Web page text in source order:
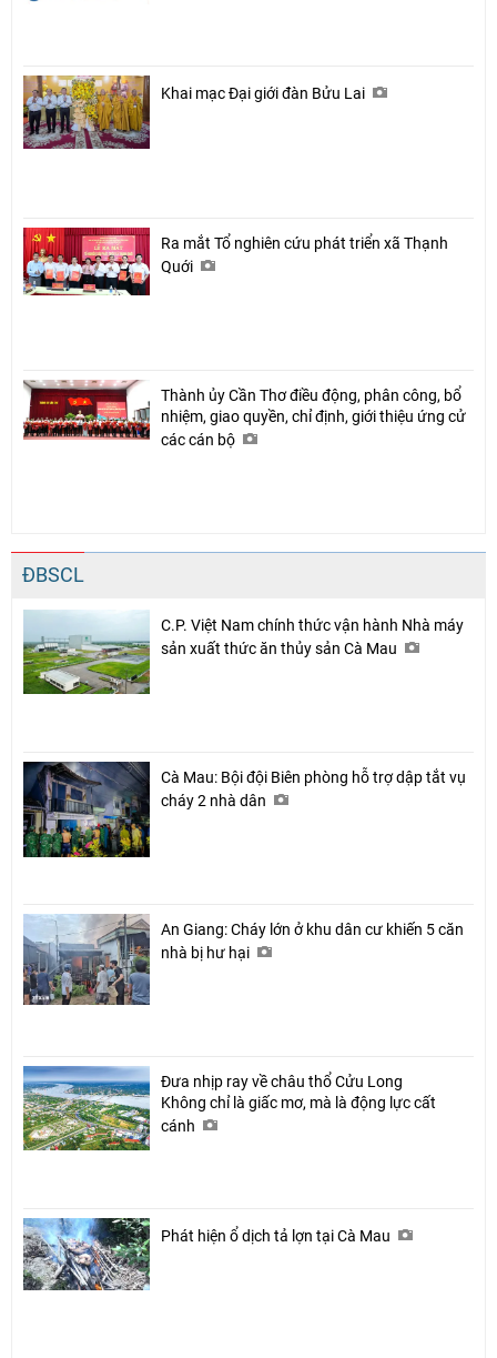
Khai mạc Đại giới đàn Bửu Lai
Ra mắt Tổ nghiên cứu phát triển xã Thạnh
Quới
Thành ủy Cần Thơ điều động, phân công, bổ
nhiệm, giao quyền, chỉ định, giới thiệu ứng cử
các cán bộ
ĐBSCL
C.P. Việt Nam chính thức vận hành Nhà máy
sản xuất thức ăn thủy sản Cà Mau
Cà Mau: Bội đội Biên phòng hỗ trợ dập tắt vụ
cháy 2 nhà dân
An Giang: Cháy lớn ở khu dân cư khiến 5 căn
nhà bị hư hại
Đưa nhịp ray về châu thổ Cửu Long
Không chỉ là giấc mơ, mà là động lực cất
cánh
Phát hiện ổ dịch tả lợn tại Cà Mau